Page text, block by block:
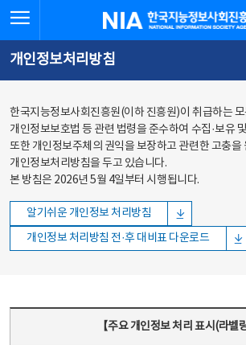
바로가기
바로가기
한국지능정보사회진흥원
개인정보처리방침
한국지능정보사회진흥원(이하 진흥원)이 취급하는
개인정보보호법 등 관련 법령을 준수하여 수집·보유
또한 개인정보주체의 권익을 보장하고 관련한 고충을
개인정보처리방침을 두고 있습니다.
본 방침은 2026년 5월 4일부터 시행됩니다.
알기쉬운 개인정보 처리방침
개인정보 처리방침 전·후 대비표 다운로드
【주요 개인정보 처리 표시(라벨